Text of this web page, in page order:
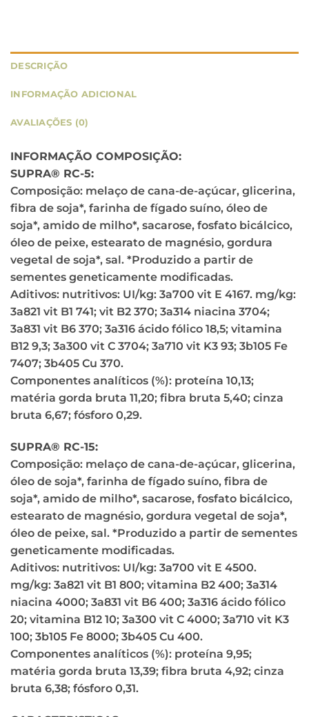
DESCRIÇÃO
INFORMAÇÃO ADICIONAL
AVALIAÇÕES (0)
INFORMAÇÃO COMPOSIÇÃO:
SUPRA® RC-5:
Composição: melaço de cana-de-açúcar, glicerina,
fibra de soja*, farinha de fígado suíno, óleo de
soja*, amido de milho*, sacarose, fosfato bicálcico,
óleo de peixe, estearato de magnésio, gordura
vegetal de soja*, sal. *Produzido a partir de
sementes geneticamente modificadas.
Aditivos: nutritivos: UI/kg: 3a700 vit E 4167. mg/kg:
3a821 vit B1 741; vit B2 370; 3a314 niacina 3704;
3a831 vit B6 370; 3a316 ácido fólico 18,5; vitamina
B12 9,3; 3a300 vit C 3704; 3a710 vit K3 93; 3b105 Fe
7407; 3b405 Cu 370.
Componentes analíticos (%): proteína 10,13;
matéria gorda bruta 11,20; fibra bruta 5,40; cinza
bruta 6,67; fósforo 0,29.
SUPRA® RC-15:
Composição: melaço de cana-de-açúcar, glicerina,
óleo de soja*, farinha de fígado suíno, fibra de
soja*, amido de milho*, sacarose, fosfato bicálcico,
estearato de magnésio, gordura vegetal de soja*,
óleo de peixe, sal. *Produzido a partir de sementes
geneticamente modificadas.
Aditivos: nutritivos: UI/kg: 3a700 vit E 4500.
mg/kg: 3a821 vit B1 800; vitamina B2 400; 3a314
niacina 4000; 3a831 vit B6 400; 3a316 ácido fólico
20; vitamina B12 10; 3a300 vit C 4000; 3a710 vit K3
100; 3b105 Fe 8000; 3b405 Cu 400.
Componentes analíticos (%): proteína 9,95;
matéria gorda bruta 13,39; fibra bruta 4,92; cinza
bruta 6,38; fósforo 0,31.